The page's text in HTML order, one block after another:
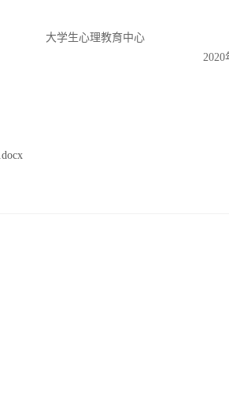
大学生心理教育中心
2020